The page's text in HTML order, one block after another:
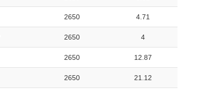
2650 4.71
2650 4
2650 12.87
2650 21.12